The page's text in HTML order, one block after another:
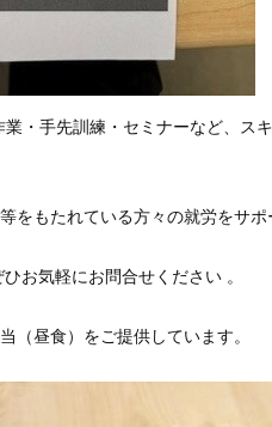
業・手先訓練・セミナーなど、ス
もたれている方々の就労をサポ
お気軽にお問合せください 。
（昼食）をご提供しています。